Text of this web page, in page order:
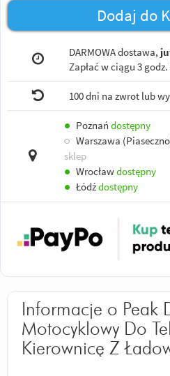
Dodaj do
DARMOWA dostawa,
Zapłać w ciągu 3
100 dni na zwrot lub
● Poznań dostępny
○ Warszawa
sklep
● Wrocławdostępny
● Łódźdostępny
Informacje o Peak
Motocyklowy Do
Kierownicę Z